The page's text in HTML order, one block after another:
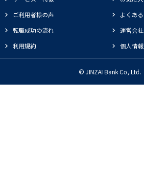
ご利用者様の声
よくあ
転職成功の流れ
運営会社
利用規約
個人情
© JINZAI Bank Co,.Ltd.